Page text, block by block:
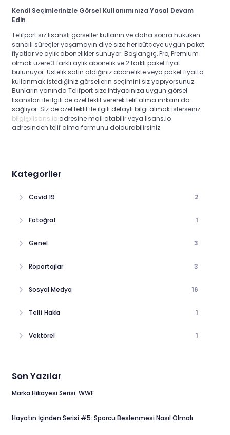
Kendi Seçimlerinizle Görsel Kullanımınıza Yasal Devam
Edin
Telifport siz lisanslı görseller kullanın ve daha sonra hukuken
sancılı süreçler yaşamayın diye size her bütçeye uygun paket
fiyatlar ve aylık abonelikler sunuyor. Başlangıç, Pro, Premium
olmak üzere 3 farklı aylık abonelik ve 2 farklı paket fiyat
bulunuyor. Üstelik satın aldığınız abonelikte veya paket fiyatta
kullanmak istediğiniz görsellerin seçimini siz yapıyorsunuz.
Bunların yanında Telifport size ihtiyacınıza uygun görsel
lisansları ile ilgili de özel teklif vererek telif alma imkanı da
sağlıyor. Siz de özel teklif ile ilgili detaylı bilgi almak isterseniz
bilgi@lisans.io adresine mail atabilir veya lisans.io
adresinden telif alma formunu doldurabilirsiniz.
Kategoriler
Covid 19 2
Fotoğraf 1
Genel 3
Röportajlar 3
Sosyal Medya 16
Telif Hakkı 1
Vektörel 1
Son Yazılar
Marka Hikayesi Serisi: WWF
Hayatın İçinden Serisi #5: Sporcu Beslenmesi Nasıl Olmalı